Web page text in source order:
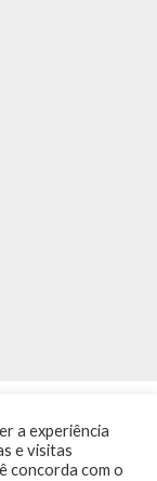
a experiência
e visitas
concorda com o